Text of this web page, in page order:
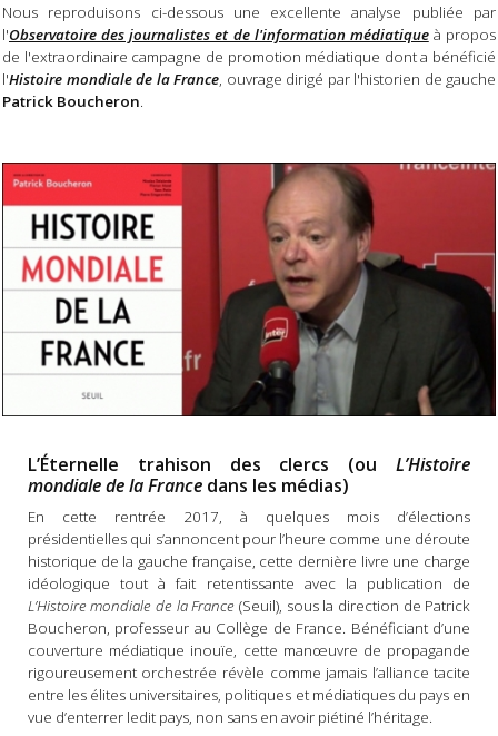
Nous reproduisons ci-dessous une excellente analyse publiée par
l'Observatoire des journalistes et de l'information médiatiqueà propos
de l'extraordinaire campagne de promotion médiatique dont a bénéficié
l'Histoire mondiale de la France, ouvrage dirigé par l'historien de gauche
Patrick Boucheron.
L’Éternelle trahison des clercs (ouL’Histoire
mondiale de la Francedans les médias)
En cette rentrée 2017, à quelques mois d’élections
présidentielles qui s’annoncent pour l’heure comme une déroute
historique de la gauche française, cette dernière livre une charge
idéologique tout à fait retentissante avec la publication de
L’Histoire mondiale de la France (Seuil), sous la direction de Patrick
Boucheron, professeur au Collège de France. Bénéficiant d’une
couverture médiatique inouïe, cette manœuvre de propagande
rigoureusement orchestrée révèle comme jamais l’alliance tacite
entre les élites universitaires, politiques et médiatiques du pays en
vue d’enterrer ledit pays, non sans en avoir piétiné l’héritage.